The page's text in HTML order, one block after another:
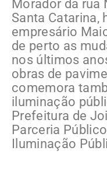
Morador da rua
Santa Catarina,
empresário
de perto as
nos últimos
obras de
comemora
iluminação
Prefeitura de
Parceria
Iluminação